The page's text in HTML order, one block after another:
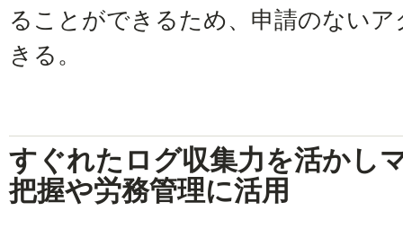
ることができるため、申請のない
きる。
すぐれたログ収集力を活かし
把握や労務管理に活用